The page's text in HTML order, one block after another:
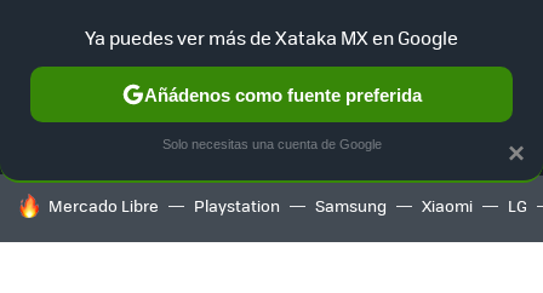
MENÚ NUEVO
GAMING HOME AUTO
HOY SE HABLA DE
Mercado Libre Playstation Samsung Xiaomi LG
×
Ya puedes ver más de Xataka MX en Google
Añádenos como fuente preferida
Solo necesitas una cuenta de Google